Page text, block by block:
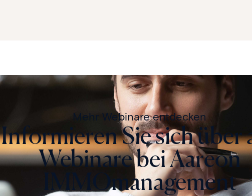
Mehr Webinare entdecken
Informieren Sie sich über
Webinare bei Aareon
IMMOmanagement